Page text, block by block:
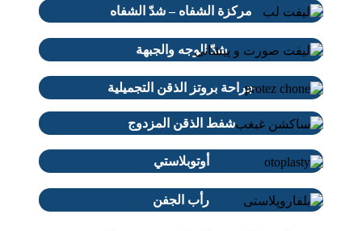
مركزة الشفاه – شدّ الشفاه
شدّ الوجه والجبهة
جراحة بروتز الذقن التجميلية
شفط الذقن المزدوج
أوتوبلاستي
رأب الجفن